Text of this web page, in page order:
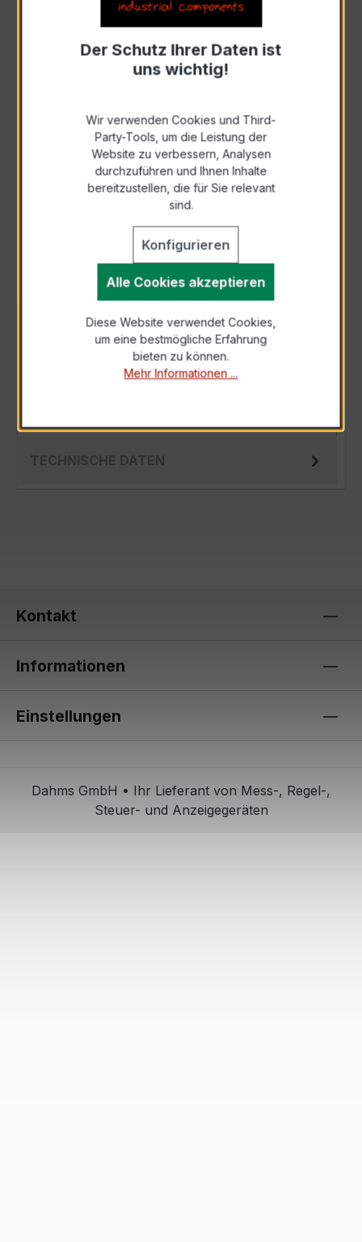
Anfrage schriftlich
Zur Sammelanfrage hinzufügen
Anfrage telefonisch
Als PDF exportieren
BESCHREIBUNG
Der EWSK 31.5 30/5A 2,5VA Kl.0,5 ist ein
kompakter, hochpräziser Niederspannungs-
TECHNISCHE DATEN
Kontakt
Informationen
Einstellungen
Dahms GmbH • Ihr Lieferant von Mess-, Regel-,
Steuer- und Anzeigegeräten
Der Schutz Ihrer Daten ist
uns wichtig!
Wir verwenden Cookies und Third-
Party-Tools, um die Leistung der
Website zu verbessern, Analysen
durchzuführen und Ihnen Inhalte
bereitzustellen, die für Sie relevant
sind.
Konfigurieren
Alle Cookies akzeptieren
Diese Website verwendet Cookies,
um eine bestmögliche Erfahrung
bieten zu können.
Mehr Informationen ...